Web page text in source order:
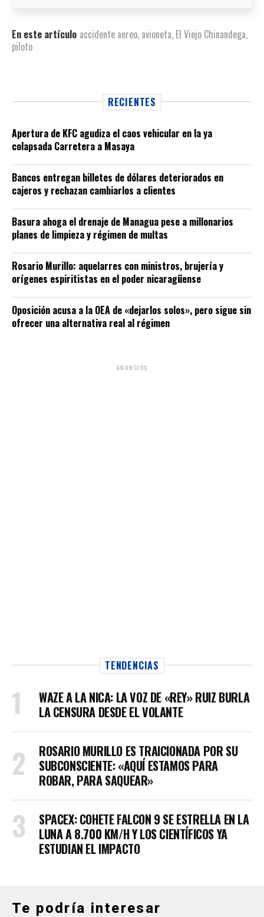
En este artículo accidente aereo, avioneta, El Viejo Chinandega,
piloto
RECIENTES
Apertura de KFC agudiza el caos vehicular en la ya
colapsada Carretera a Masaya
Bancos entregan billetes de dólares deteriorados en
cajeros y rechazan cambiarlos a clientes
Basura ahoga el drenaje de Managua pese a millonarios
planes de limpieza y régimen de multas
Rosario Murillo: aquelarres con ministros, brujería y
orígenes espiritistas en el poder nicaragüense
Oposición acusa a la OEA de «dejarlos solos», pero sigue sin
ofrecer una alternativa real al régimen
ANUNCIOS
TENDENCIAS
WAZE A LA NICA: LA VOZ DE «REY» RUIZ BURLA
LA CENSURA DESDE EL VOLANTE
ROSARIO MURILLO ES TRAICIONADA POR SU
SUBCONSCIENTE: «AQUÍ ESTAMOS PARA
ROBAR, PARA SAQUEAR»
SPACEX: COHETE FALCON 9 SE ESTRELLA EN LA
LUNA A 8.700 KM/H Y LOS CIENTÍFICOS YA
ESTUDIAN EL IMPACTO
Te podría interesar